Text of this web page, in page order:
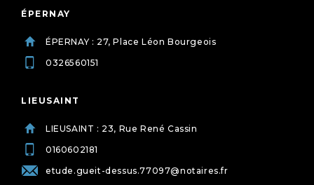
ÉPERNAY
ÉPERNAY : 27, Place Léon Bourgeois
0326560151
LIEUSAINT
LIEUSAINT : 23, Rue René Cassin
0160602181
etude.gueit-dessus.77097@notaires.fr